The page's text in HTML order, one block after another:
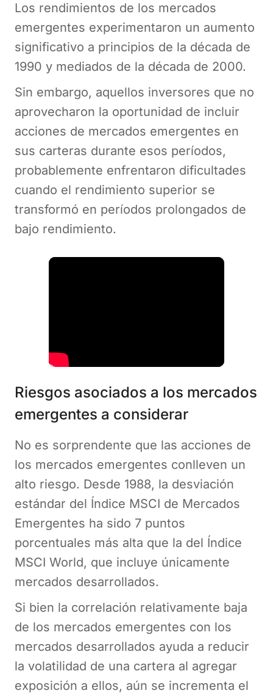
Los rendimientos de los mercados
emergentes experimentaron un aumento
significativo a principios de la década de
1990 y mediados de la década de 2000.
Sin embargo, aquellos inversores que no
aprovecharon la oportunidad de incluir
acciones de mercados emergentes en
sus carteras durante esos períodos,
probablemente enfrentaron dificultades
cuando el rendimiento superior se
transformó en períodos prolongados de
bajo rendimiento.
Riesgos asociados a los mercados
emergentes a considerar
No es sorprendente que las acciones de
los mercados emergentes conlleven un
alto riesgo. Desde 1988, la desviación
estándar del Índice MSCI de Mercados
Emergentes ha sido 7 puntos
porcentuales más alta que la del Índice
MSCI World, que incluye únicamente
mercados desarrollados.
Si bien la correlación relativamente baja
de los mercados emergentes con los
mercados desarrollados ayuda a reducir
la volatilidad de una cartera al agregar
exposición a ellos, aún se incrementa el